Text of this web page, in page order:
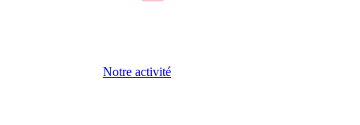
Notre activité